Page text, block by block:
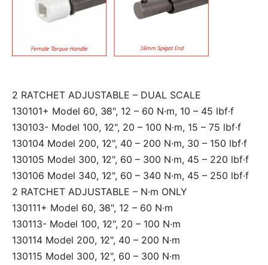
2 RATCHET ADJUSTABLE – DUAL SCALE
130101+ Model 60, 3∕8", 12 – 60 N·m, 10 – 45 lbf·f
130103- Model 100, 1∕2", 20 – 100 N·m, 15 – 75 lbf·f
130104 Model 200, 1∕2", 40 – 200 N·m, 30 – 150 lbf·f
130105 Model 300, 1∕2", 60 – 300 N·m, 45 – 220 lbf·f
130106 Model 340, 1∕2", 60 – 340 N·m, 45 – 250 lbf·f
2 RATCHET ADJUSTABLE – N·m ONLY
130111+ Model 60, 3∕8", 12 – 60 N·m
130113- Model 100, 1∕2", 20 – 100 N·m
130114 Model 200, 1∕2", 40 – 200 N·m
130115 Model 300, 1∕2", 60 – 300 N·m